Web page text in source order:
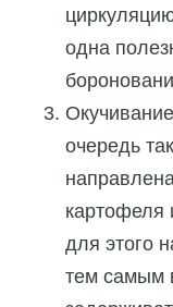
одна
очередь
картофеля
для этого
тем самым